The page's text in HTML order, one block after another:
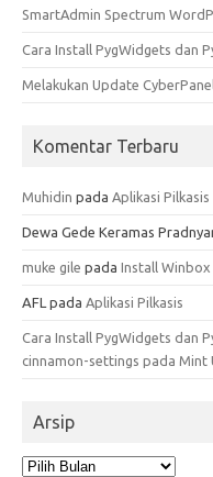
SmartAdmin Spectrum
Cara Install PygWidgets dan
Melakukan Update
Komentar Terbaru
Muhidin pada Aplikasi Pilkasis
Dewa Gede Keramas
muke gile pada Install
AFL pada Aplikasi Pilkasis
Cara Install PygWidgets dan
cinnamon-settings pada Mint
Arsip
Arsip